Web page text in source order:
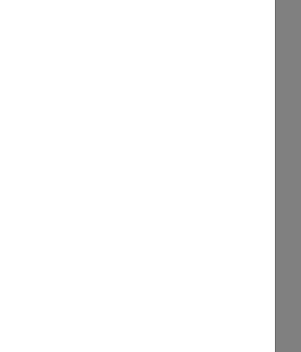
vente de DHEA
magistrales
de
de l'ordre
est un